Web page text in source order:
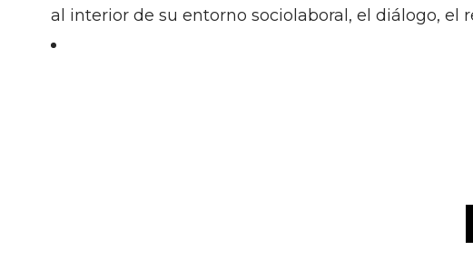
al interior de su entorno sociolaboral, el diálogo, el